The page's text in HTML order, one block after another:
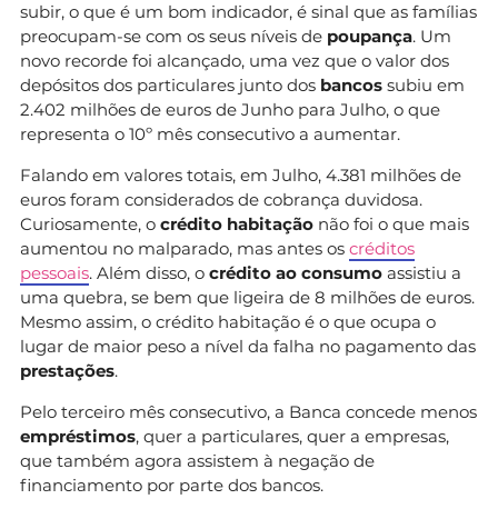
subir, o que é um bom indicador, é sinal que as famílias
preocupam-se com os seus níveis de poupança. Um
novo recorde foi alcançado, uma vez que o valor dos
depósitos dos particulares junto dos bancos subiu em
2.402 milhões de euros de Junho para Julho, o que
representa o 10º mês consecutivo a aumentar.
Falando em valores totais, em Julho, 4.381 milhões de
euros foram considerados de cobrança duvidosa.
Curiosamente, o crédito habitação não foi o que mais
aumentou no malparado, mas antes os créditos
pessoais. Além disso, o crédito ao consumo assistiu a
uma quebra, se bem que ligeira de 8 milhões de euros.
Mesmo assim, o crédito habitação é o que ocupa o
lugar de maior peso a nível da falha no pagamento das
prestações.
Pelo terceiro mês consecutivo, a Banca concede menos
empréstimos, quer a particulares, quer a empresas,
que também agora assistem à negação de
financiamento por parte dos bancos.